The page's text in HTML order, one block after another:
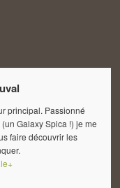
principal. Passionné
Galaxy Spica !) je me
faire découvrir les